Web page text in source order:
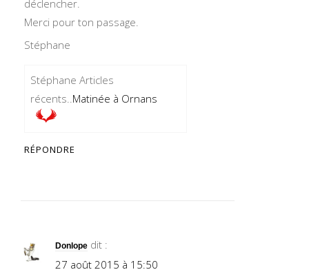
déclencher.
Merci pour ton passage.
Stéphane
Stéphane Articles
récents..Matinée à Ornans
RÉPONDRE
Donlope dit :
27 août 2015 à 15:50